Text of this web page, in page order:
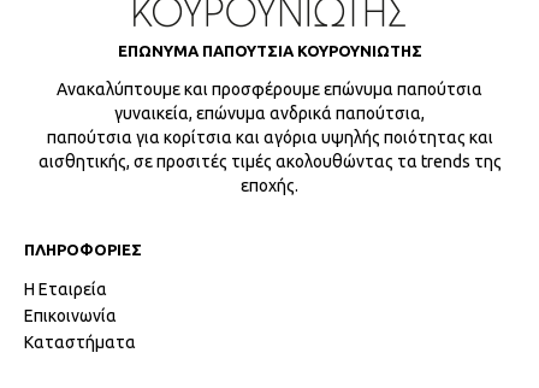
ΕΠΩΝΥΜΑ ΠΑΠΟΥΤΣΙΑ ΚΟΥΡΟΥΝΙΩΤΗΣ
Ανακαλύπτουμε και προσφέρουμε επώνυμα παπούτσια
γυναικεία, επώνυμα ανδρικά παπούτσια,
παπούτσια για κορίτσια και αγόρια υψηλής ποιότητας και
αισθητικής, σε προσιτές τιμές ακολουθώντας τα trends της
εποχής.
ΠΛΗΡΟΦΟΡΙΕΣ
Η Εταιρεία
Επικοινωνία
Καταστήματα